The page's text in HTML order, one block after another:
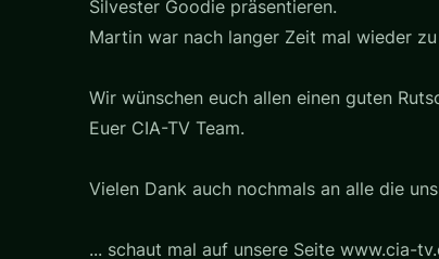
Silvester Goodie präsentieren.
Martin war nach langer Zeit mal wieder
Wir wünschen euch allen einen guten
Euer CIA-TV Team.
Vielen Dank auch nochmals an alle die
... schaut mal auf unsere Seite www.cia-